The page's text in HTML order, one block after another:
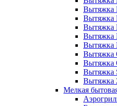
Вытяжка
Вытяжка
Вытяжка
Вытяжка
Вытяжка
Вытяжка
Вытяжка
Вытяжка
Вытяжка
Мелкая